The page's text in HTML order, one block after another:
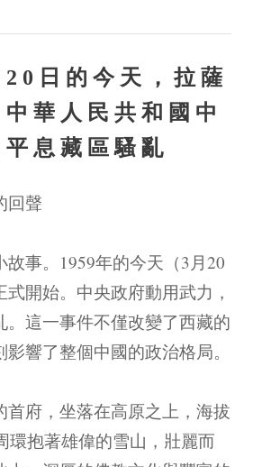
日的今天，拉薩
華人民共和國中
息藏區騷亂
回聲
事。1959年的今天（3月20
式開始。中央政府動用武力，
。這一事件不僅改變了西藏的
響了整個中國的政治格局。
首府，坐落在高原之上，海拔
環抱著雄偉的雪山，壯麗而